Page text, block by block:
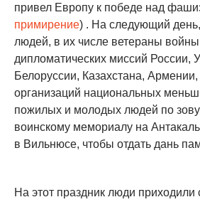
привел Европу к победе над
примирение) . На следующий
людей, в их числе ветераны
дипломатических миссий России,
Белоруссии, Казахстана,
организаций национальных
пожилых и молодых людей по
воинскому мемориалу на
в Вильнюсе, чтобы отдать дань
На этот праздник люди приходили